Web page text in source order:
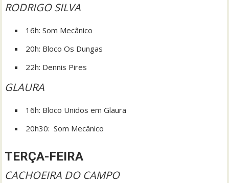
RODRIGO SILVA
16h: Som Mecânico
20h: Bloco Os Dungas
22h: Dennis Pires
GLAURA
16h: Bloco Unidos em Glaura
20h30: Som Mecânico
TERÇA-FEIRA
CACHOEIRA DO CAMPO